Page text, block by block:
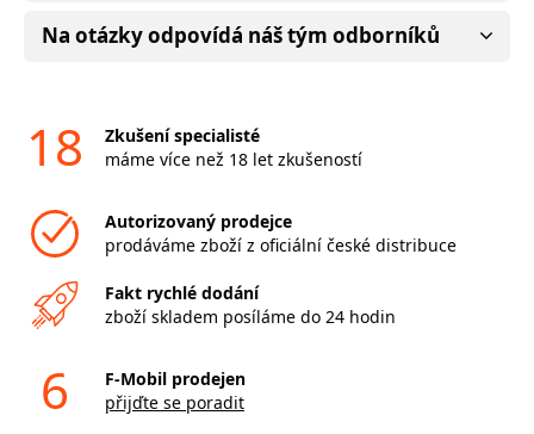
Na otázky odpovídá náš tým odborníků
18
Zkušení specialisté
máme více než 18 let zkušeností
Autorizovaný prodejce
prodáváme zboží z oficiální české distribuce
Fakt rychlé dodání
zboží skladem posíláme do 24 hodin
6
F-Mobil prodejen
přijďte se poradit